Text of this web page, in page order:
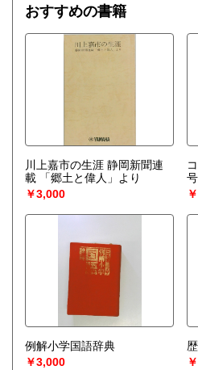
おすすめの書籍
川上嘉市の生涯 静岡新聞連
載 「郷土と偉人」より
￥3,000
号
例解小学国語辞典
￥3,000